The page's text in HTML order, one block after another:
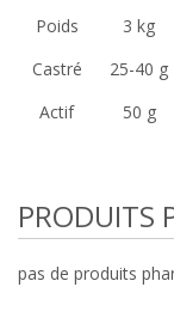
Poids 3 kg
Castré
25-40 g
Actif
50 g
PRODUITS
pas de produits